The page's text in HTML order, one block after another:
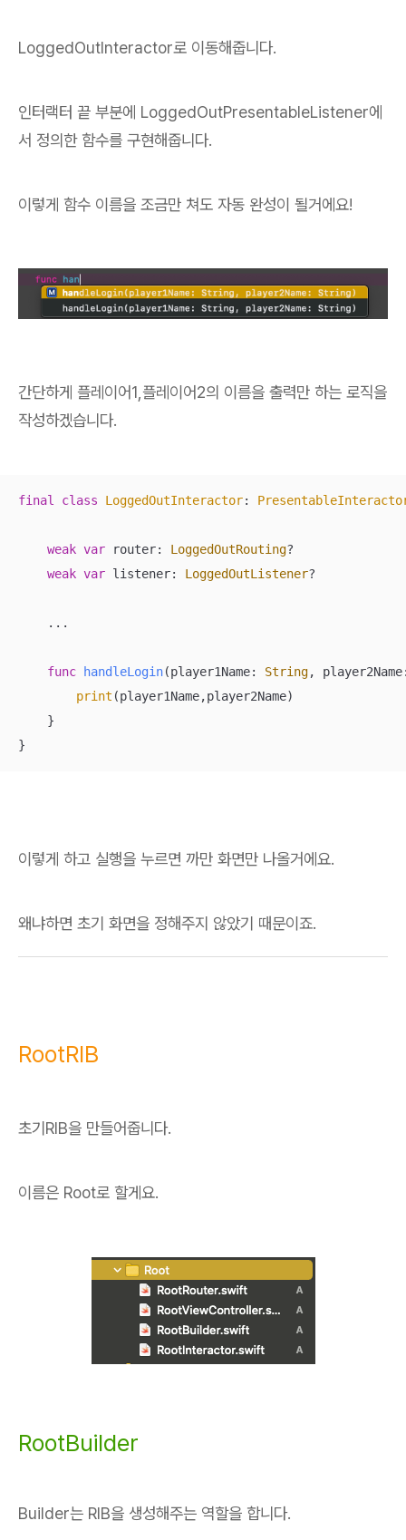
LoggedOutInteractor로 이동해줍니다.
인터랙터 끝 부분에 LoggedOutPresentableListener에
서 정의한 함수를 구현해줍니다.
이렇게 함수 이름을 조금만 쳐도 자동 완성이 될거에요!
간단하게 플레이어1,플레이어2의 이름을 출력만 하는 로직을
작성하겠습니다.
final class LoggedOutInteractor:
weak var router: LoggedOutRouting?
weak var listener: LoggedOutListener?
...
func handleLogin(player1Name: String, player2Name
print (player1Name,player2Name)
    }
}
이렇게 하고 실행을 누르면 까만 화면만 나올거에요.
왜냐하면 초기 화면을 정해주지 않았기 때문이죠.
RootRIB
초기RIB을 만들어줍니다.
이름은 Root로 할게요.
RootBuilder
Builder는 RIB을 생성해주는 역할을 합니다.